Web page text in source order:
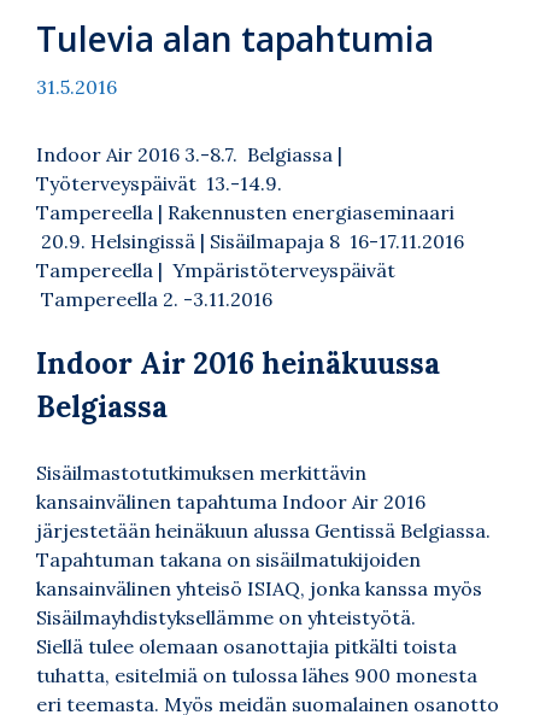
Tulevia alan tapahtumia
31.5.2016
Indoor Air 2016 3.-8.7. Belgiassa |
Työterveyspäivät 13.-14.9.
Tampereella | Rakennusten energiaseminaari
20.9. Helsingissä | Sisäilmapaja 8 16-17.11.2016
Tampereella | Ympäristöterveyspäivät
Tampereella 2. -3.11.2016
Indoor Air 2016 heinäkuussa
Belgiassa
Sisäilmastotutkimuksen merkittävin
kansainvälinen tapahtuma Indoor Air 2016
järjestetään heinäkuun alussa Gentissä Belgiassa.
Tapahtuman takana on sisäilmatukijoiden
kansainvälinen yhteisö ISIAQ, jonka kanssa myös
Sisäilmayhdistyksellämme on yhteistyötä.
Siellä tulee olemaan osanottajia pitkälti toista
tuhatta, esitelmiä on tulossa lähes 900 monesta
eri teemasta. Myös meidän suomalainen osanotto